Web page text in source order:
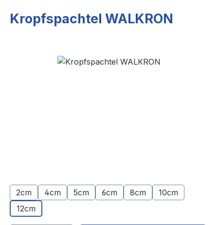
Kropfspachtel WALKRON
Bildergalerie überspringen
2cm 4cm 5cm 6cm 8cm
10cm
12cm